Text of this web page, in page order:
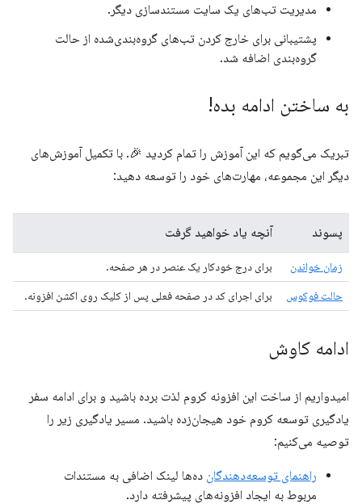
مدیریت تب‌های یک سایت مستندسازی دیگر.
پشتیبانی برای خارج کردن تب‌های گروه‌بندی‌شده از حالت
گروه‌بندی اضافه شد.
به ساختن ادامه بده!
تبریک می‌گویم که این آموزش را تمام کردید 🎉. با تکمیل آموزش‌های
دیگر این مجموعه، مهارت‌های خود را توسعه دهید:
پسوند آنچه یاد خواهید گرفت
زمان خواندن
برای درج خودکار یک عنصر در هر صفحه.
حالت فوکوس
برای اجرای کد در صفحه فعلی پس از کلیک روی اکشن افزونه.
ادامه کاوش
امیدواریم از ساخت این افزونه کروم لذت برده باشید و برای ادامه سفر
یادگیری توسعه کروم خود هیجان‌زده باشید. مسیر یادگیری زیر را
توصیه می‌کنیم:
راهنمای توسعه‌دهندگان ده‌ها لینک اضافی به مستندات
مربوط به ایجاد افزونه‌های پیشرفته دارد.